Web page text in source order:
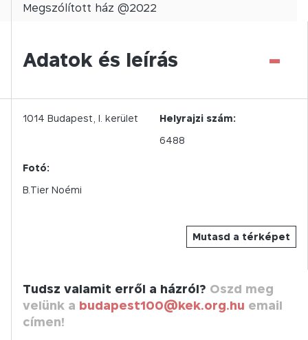
Megszólított ház @2022
Adatok és leírás -
Mutasd a térképet
1014 Budapest, I. kerület
Helyrajzi szám:
6488
Fotó:
B.Tier Noémi
Tudsz valamit erről a házról? Oszd meg
velünk a budapest100@kek.org.hu email
címen!